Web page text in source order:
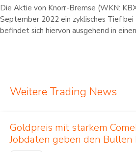
Die Aktie von Knorr-Bremse (WKN:
September 2022 ein zyklisches Tief bei
befindet sich hiervon ausgehend in
Weitere Trading News
Goldpreis mit starkem
Jobdaten geben den Bullen